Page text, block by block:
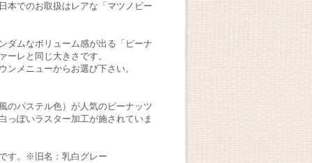
本でのお取扱はレアな「マツノビー
ダムなボリューム感が出る「ピーナ
ーレと同じ大きさです。
ンメニューからお選び下さい。
のパステル色）が人気のピーナッツ
っぽいラスター加工が施されていま
す。※旧名：乳白グレー